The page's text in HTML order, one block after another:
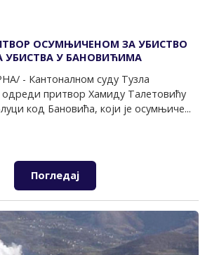
ОСУМЊИЧЕНОМ ЗА УБИСТВО
УБИСТВА У БАНОВИЋИМА
- Кантоналном суду Тузла
притвор Хамиду Талетовићу
код Бановића, који је осумњиче...
Погледај